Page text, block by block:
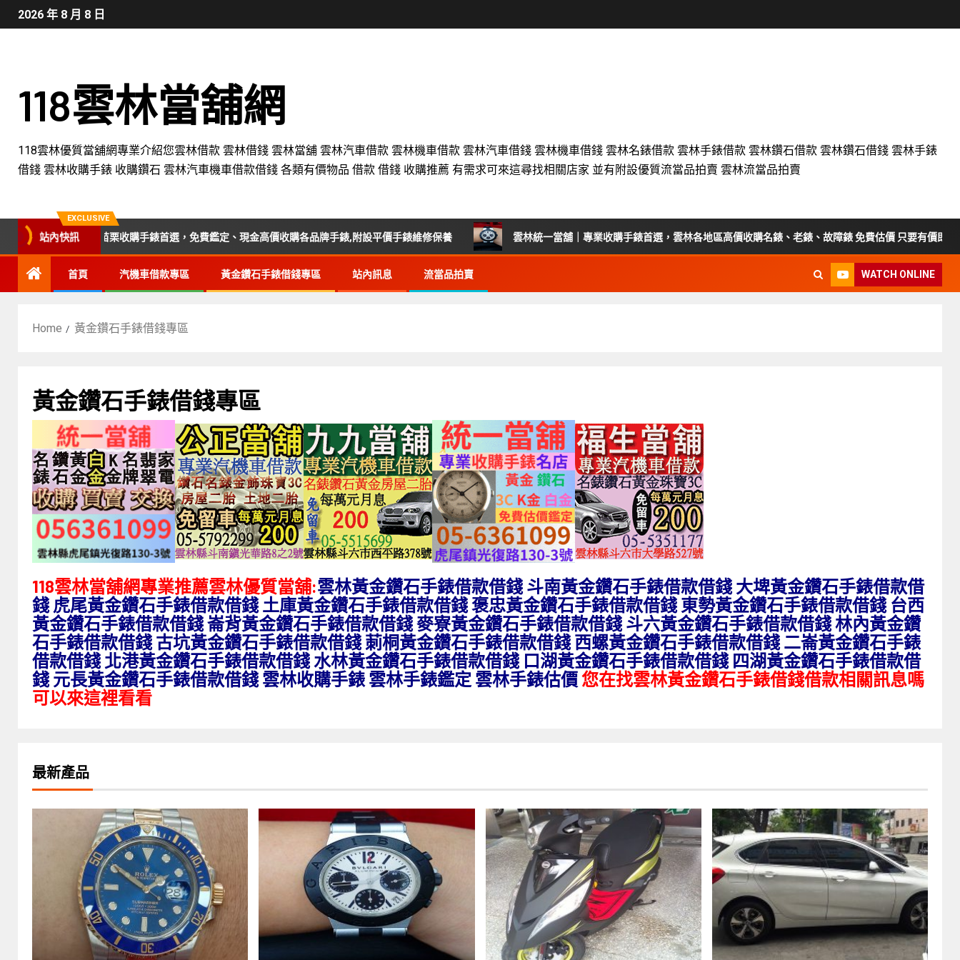
2026 年 8 月 8 日
118雲林當舖網
118雲林優質當舖網專業介紹您雲林借款 雲林借錢 雲林當舖 雲林汽車借款 雲林機車借款 雲林汽車借錢 雲林機車借錢 雲林名錶借款 雲林手錶借款 雲林鑽石借款 雲林鑽石借錢 雲林手錶
借錢 雲林收購手錶 收購鑽石 雲林汽車機車借款借錢 各類有價物品 借款 借錢 收購推薦 有需求可來這尋找相關店家 並有附設優質流當品拍賣 雲林流當品拍賣
EXCLUSIVE
站內快訊
、彰化、南投、苗栗收購手錶首選，免費鑑定、現金高價收購各品牌手錶,附設平價手錶維修保養 雲林統一當舖｜專業收購手錶首選，雲林各地區高價收購名錶、老錶、故障錶 免費估價 只要有價即收
首頁 汽機車借款專區 黃金鑽石手錶借錢專區 站內訊息 流當品拍賣 WATCH ONLINE
Home 黃金鑽石手錶借錢專區
黃金鑽石手錶借錢專區
118雲林當舖網專業推薦雲林優質當舖:雲林黃金鑽石手錶借款借錢 斗南黃金鑽石手錶借款借錢 大埤黃金鑽石手錶借款借
錢 虎尾黃金鑽石手錶借款借錢 土庫黃金鑽石手錶借款借錢 褒忠黃金鑽石手錶借款借錢 東勢黃金鑽石手錶借款借錢 台西
黃金鑽石手錶借款借錢 崙背黃金鑽石手錶借款借錢 麥寮黃金鑽石手錶借款借錢 斗六黃金鑽石手錶借款借錢 林內黃金鑽
石手錶借款借錢 古坑黃金鑽石手錶借款借錢 莿桐黃金鑽石手錶借款借錢 西螺黃金鑽石手錶借款借錢 二崙黃金鑽石手錶
借款借錢 北港黃金鑽石手錶借款借錢 水林黃金鑽石手錶借款借錢 口湖黃金鑽石手錶借款借錢 四湖黃金鑽石手錶借款借
錢 元長黃金鑽石手錶借款借錢 雲林收購手錶 雲林手錶鑑定 雲林手錶估價您在找雲林黃金鑽石手錶借錢借款相關訊息嗎
可以來這裡看看
最新產品